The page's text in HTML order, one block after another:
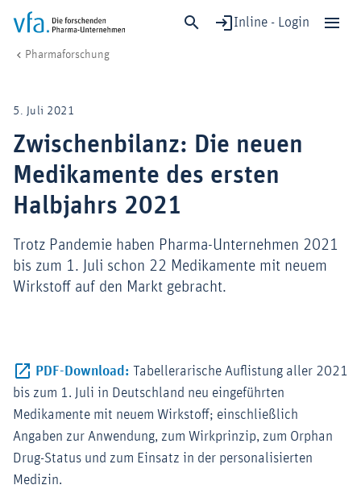
Inline - Login
Forschung & Entwicklung
Gesundheit & Versorgung
Wirtschaft & Standort
Digitalisierung & KI
Verband & Mitglieder
Mitglied werden!
Pharmaforschung
5. Juli 2021
Zwischenbilanz: Die neuen
Medikamente des ersten
Halbjahrs 2021
Trotz Pandemie haben Pharma-Unternehmen 2021
bis zum 1. Juli schon 22 Medikamente mit neuem
Wirkstoff auf den Markt gebracht.
PDF-Download: Externer-Link (Öffnet im neuen Fenster)
Tabellerarische Auflistung aller 2021
bis zum 1. Juli in Deutschland neu eingeführten
Medikamente mit neuem Wirkstoff; einschließlich
Angaben zur Anwendung, zum Wirkprinzip, zum Orphan
Drug-Status und zum Einsatz in der personalisierten
Medizin.